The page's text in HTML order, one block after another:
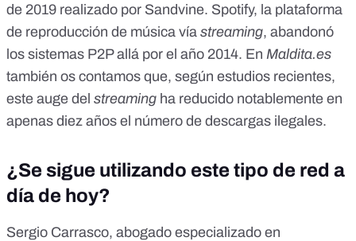
de 2019 realizado por Sandvine. Spotify, la plataforma
de reproducción de música vía streaming, abandonó
los sistemas P2P allá por el año 2014. En Maldita.es
también os contamos que, según estudios recientes,
este auge del streaming ha reducido notablemente en
apenas diez años el número de descargas ilegales.
¿Se sigue utilizando este tipo de red a
día de hoy?
Sergio Carrasco, abogado especializado en